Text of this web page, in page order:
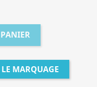
MARQUAGE